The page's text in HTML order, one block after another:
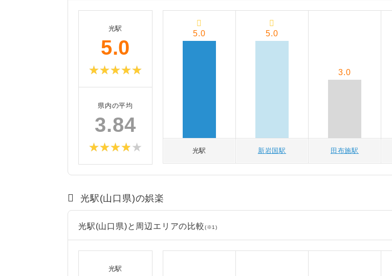
光駅
5.0
県内の平均
3.84
光駅 新岩国駅 田布施駅
5.0 5.0
3.0
光駅(山口県)の娯楽
光駅(山口県)と周辺エリアの比較(※1)
光駅